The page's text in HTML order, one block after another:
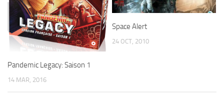
Pandemic Legacy: Saison 1
14 MAR, 2016
Space Alert
24 OCT, 2010